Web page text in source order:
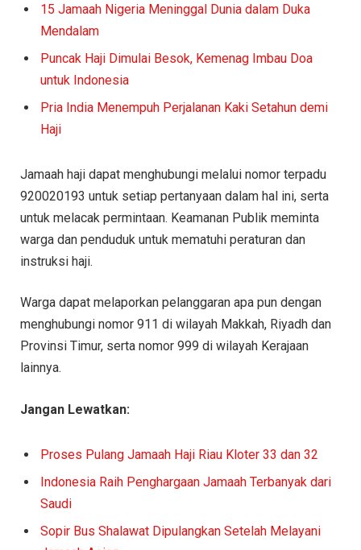
15 Jamaah Nigeria Meninggal Dunia dalam Duka
Mendalam
Puncak Haji Dimulai Besok, Kemenag Imbau Doa
untuk Indonesia
Pria India Menempuh Perjalanan Kaki Setahun demi
Haji
Jamaah haji dapat menghubungi melalui nomor terpadu
920020193 untuk setiap pertanyaan dalam hal ini, serta
untuk melacak permintaan. Keamanan Publik meminta
warga dan penduduk untuk mematuhi peraturan dan
instruksi haji.
Warga dapat melaporkan pelanggaran apa pun dengan
menghubungi nomor 911 di wilayah Makkah, Riyadh dan
Provinsi Timur, serta nomor 999 di wilayah Kerajaan
lainnya.
Jangan Lewatkan:
Proses Pulang Jamaah Haji Riau Kloter 33 dan 32
Indonesia Raih Penghargaan Jamaah Terbanyak dari
Saudi
Sopir Bus Shalawat Dipulangkan Setelah Melayani